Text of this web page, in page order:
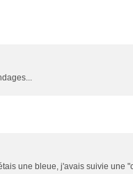
une bleue, j'avais suivie une